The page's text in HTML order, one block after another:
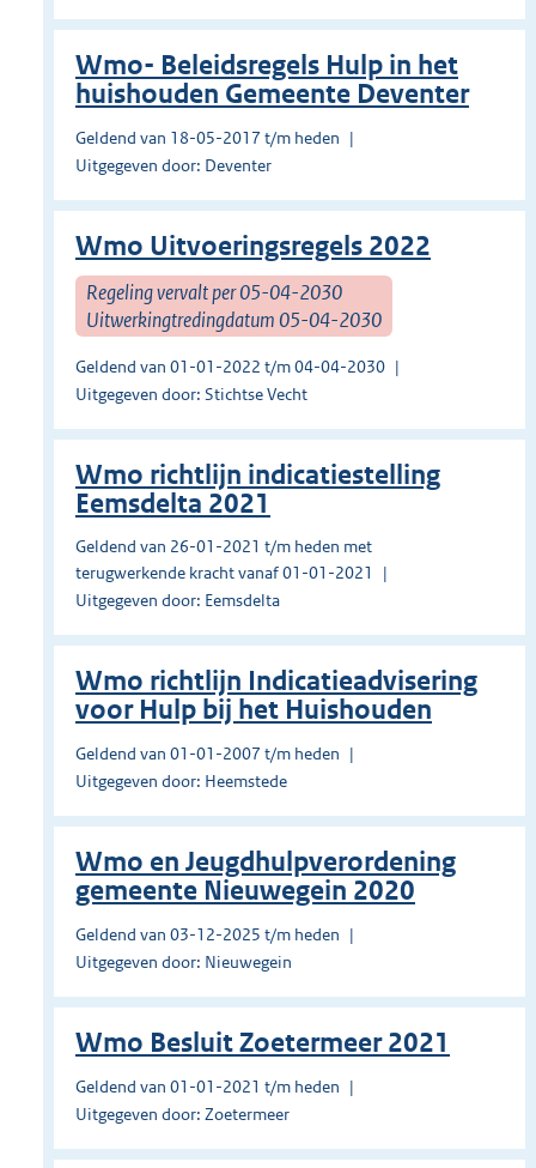
Wmo- Beleidsregels Hulp in het
huishouden Gemeente Deventer
Geldend van 18-05-2017 t/m heden
Uitgegeven door: Deventer
Wmo Uitvoeringsregels 2022
Regeling vervalt per 05-04-2030
Uitwerkingtredingdatum 05-04-2030
Geldend van 01-01-2022 t/m 04-04-2030
Uitgegeven door: Stichtse Vecht
Wmo richtlijn indicatiestelling
Eemsdelta 2021
Geldend van 26-01-2021 t/m heden met
terugwerkende kracht vanaf 01-01-2021
Uitgegeven door: Eemsdelta
Wmo richtlijn Indicatieadvisering
voor Hulp bij het Huishouden
Geldend van 01-01-2007 t/m heden
Uitgegeven door: Heemstede
Wmo en Jeugdhulpverordening
gemeente Nieuwegein 2020
Geldend van 03-12-2025 t/m heden
Uitgegeven door: Nieuwegein
Wmo Besluit Zoetermeer 2021
Geldend van 01-01-2021 t/m heden
Uitgegeven door: Zoetermeer